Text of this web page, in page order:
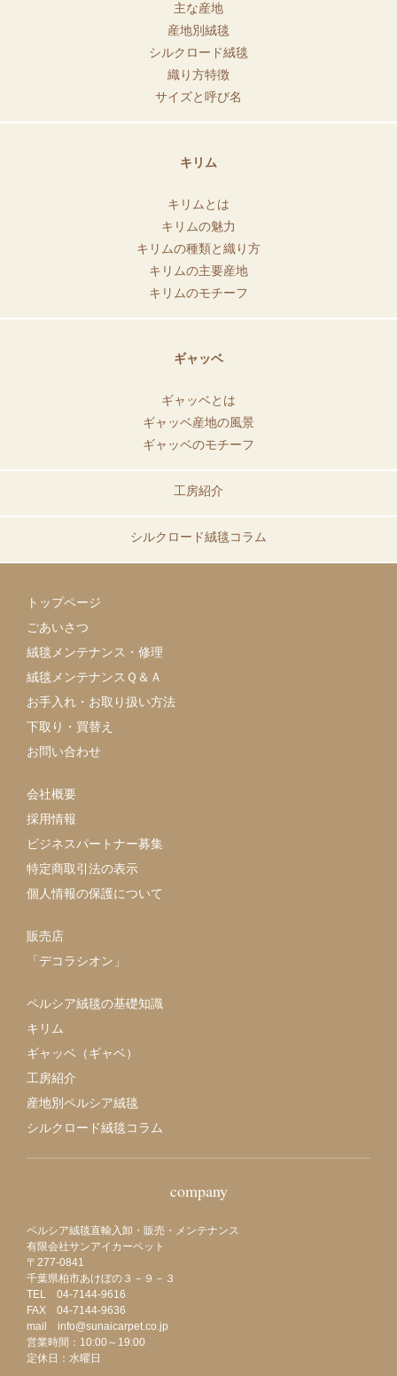
主な産地
産地別絨毯
シルクロード絨毯
織り方特徴
サイズと呼び名
キリム
キリムとは
キリムの魅力
キリムの種類と織り方
キリムの主要産地
キリムのモチーフ
ギャッベ
ギャッベとは
ギャッベ産地の風景
ギャッベのモチーフ
工房紹介
シルクロード絨毯コラム
トップページ
ごあいさつ
絨毯メンテナンス・修理
絨毯メンテナンスＱ＆Ａ
お手入れ・お取り扱い方法
下取り・買替え
お問い合わせ
会社概要
採用情報
ビジネスパートナー募集
特定商取引法の表示
個人情報の保護について
販売店
「デコラシオン」
ペルシア絨毯の基礎知識
キリム
ギャッベ（ギャベ）
工房紹介
産地別ペルシア絨毯
シルクロード絨毯コラム
company
ペルシア絨毯直輸入卸・販売・メンテナンス
有限会社サンアイカーペット
〒277-0841
千葉県柏市あけぼの３－９－３
TEL 04-7144-9616
FAX 04-7144-9636
mail info@sunaicarpet.co.jp
営業時間：10:00～19:00
定休日：水曜日